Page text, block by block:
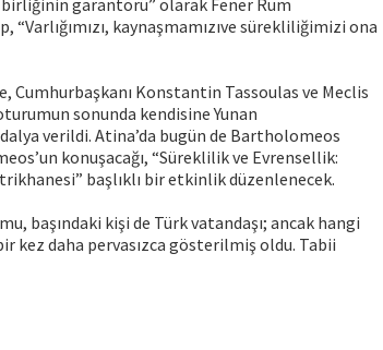
kaynaşmamızıve sürekliliğimizi ona
Konstantin Tassoulas ve Meclis
sonunda kendisine Yunan
verildi. Atina’da bugün de Bartholomeos
konuşacağı, “Süreklilik ve Evrensellik:
başlıklı bir etkinlik düzenlenecek.
başındaki kişi de Türk vatandaşı; ancak hangi
kez daha pervasızca gösterilmiş oldu. Tabii